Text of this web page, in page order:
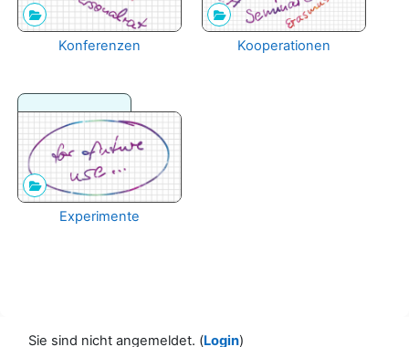
Konferenzen Kooperationen
Experimente
Sie sind nicht angemeldet. (Login)